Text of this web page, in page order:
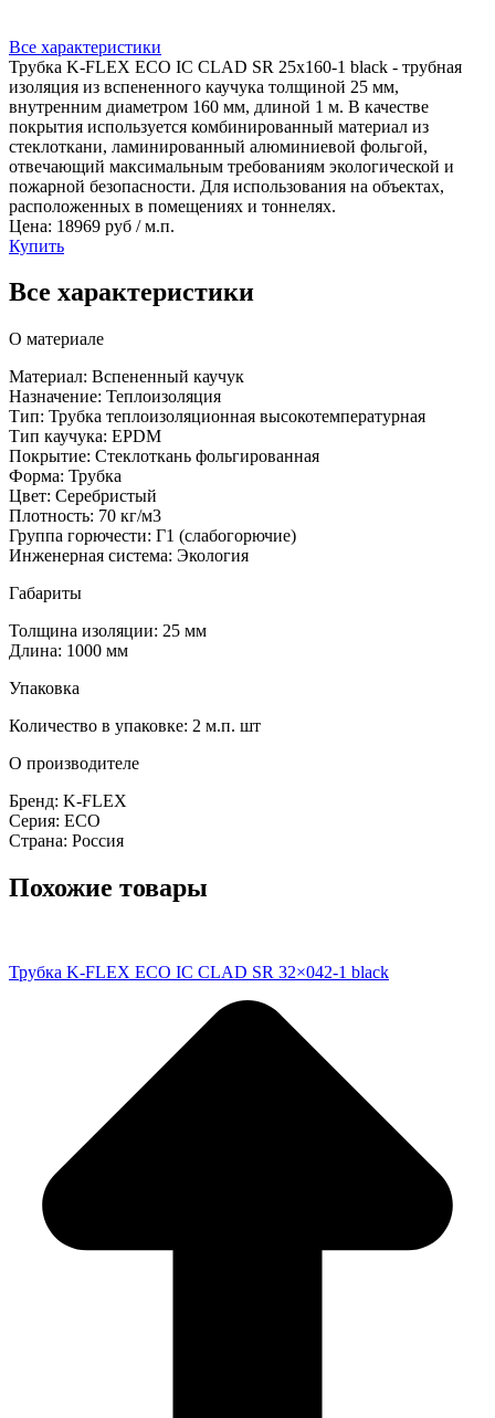
Все характеристики
Трубка K-FLEX ECO IC CLAD SR 25x160-1 black - трубная
изоляция из вспененного каучука толщиной 25 мм,
внутренним диаметром 160 мм, длиной 1 м. В качестве
покрытия используется комбинированный материал из
стеклоткани, ламинированный алюминиевой фольгой,
отвечающий максимальным требованиям экологической и
пожарной безопасности. Для использования на объектах,
расположенных в помещениях и тоннелях.
Цена: 18969 руб / м.п.
Купить
Все характеристики
О материале
Материал: Вспененный каучук
Назначение: Теплоизоляция
Тип: Трубка теплоизоляционная высокотемпературная
Тип каучука: EPDM
Покрытие: Стеклоткань фольгированная
Форма: Трубка
Цвет: Серебристый
Плотность: 70 кг/м3
Группа горючести: Г1 (слабогорючие)
Инженерная система: Экология
Габариты
Толщина изоляции: 25 мм
Длина: 1000 мм
Упаковка
Количество в упаковке: 2 м.п. шт
О производителе
Бренд: K-FLEX
Серия: ECO
Страна: Россия
Похожие товары
Трубка K-FLEX ECO IC CLAD SR 32×042-1 black